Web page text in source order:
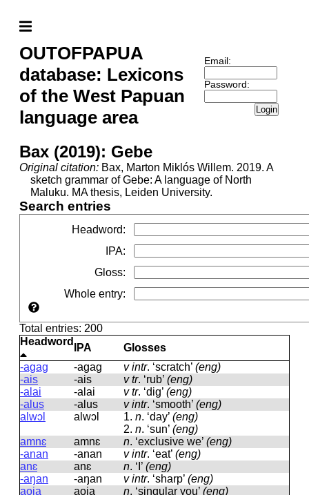
OUTOFPAPUA
database: Lexicons
of the West Papuan
language area
Email:
Password:
Login
Bax (2019): Gebe
Original citation: Bax, Marton Miklós Willem. 2019. A
sketch grammar of Gebe: A language of North
Maluku. MA thesis, Leiden University.
Search entries
Headword:
IPA:
Gloss:
Whole entry:
Total entries: 200
Headword
IPA
Glosses
-agag
-aɡaɡ v intr. ‘scratch’ (eng)
-ais
-ais v tr. ‘rub’ (eng)
-alai
-alai v tr. ‘dig’ (eng)
-alus
-alus v intr. ‘smooth’ (eng)
alwɔl
alwɔl 1. n. ‘day’ (eng)
2. n. ‘sun’ (eng)
amnɛ
amnɛ n. ‘exclusive we’ (eng)
-anan
-anan v intr. ‘eat’ (eng)
anɛ
anɛ n. ‘I’ (eng)
-aŋan
-aŋan v intr. ‘sharp’ (eng)
aoja
aoja n. ‘singular you’ (eng)